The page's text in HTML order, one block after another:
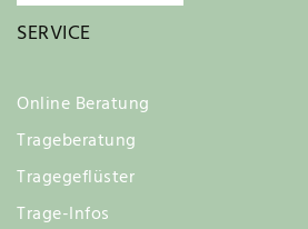
SERVICE
Online Beratung
Trageberatung
Tragegeflüster
Trage-Infos